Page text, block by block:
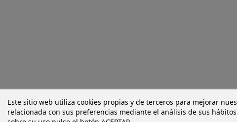
Este sitio web utiliza cookies propias y de terceros para mejorar
relacionada con sus preferencias mediante el análisis de sus